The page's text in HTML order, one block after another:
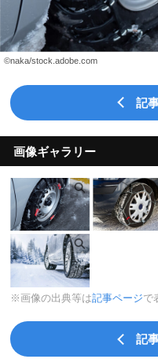
©naka/stock.adobe.com
記
画像ギャラリー
※画像の出典等は記事ページで
記